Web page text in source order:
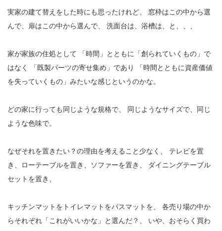
実家の建て替えをした時にも思ったけれど、
窓枠はこの中から選
んで、扉はこの中から選んで、
洗面台は、浴槽は、と、、、
家が家族の住処として 「時間」とともに「創られていくもの」で
はなく
「既製パーツの寄せ集め」であり
「時間とともに資産価値
を失っていくもの」みたいな感じというのかな。
どの家に行っても同じような規格で、
同じようなサイズで、同じ
ような色味で。
なぜそれを置きたい？の理由を考えること少なく、
テレビを置
き、ローテーブルを置き、ソファーを置き、
ダイニングテーブル
セットを置き、
キッチンマットをトイレマットをバスマットを、
各売り場の中か
らそれぞれ「これがいいかな」と選んだ？、
いや、おそらく買わ